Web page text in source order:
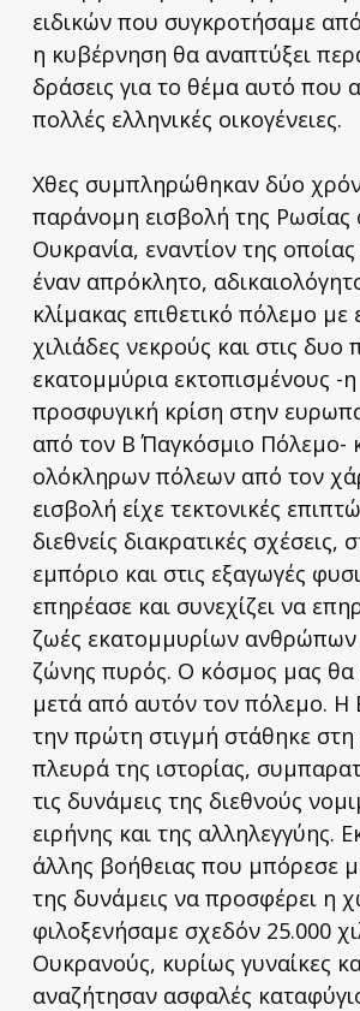
ειδικών που συγκροτήσαμε
η κυβέρνηση θα αναπτύξει
δράσεις για το θέμα αυτό που
πολλές ελληνικές οικογένειες.
Χθες συμπληρώθηκαν δύο
παράνομη εισβολή της Ρωσίας
Ουκρανία, εναντίον της
έναν απρόκλητο,
κλίμακας επιθετικό πόλεμο με
χιλιάδες νεκρούς και στις δυο
εκατομμύρια εκτοπισμένους -
προσφυγική κρίση στην
από τον Β΄ Παγκόσμιο Πόλεμο-
ολόκληρων πόλεων από τον
εισβολή είχε τεκτονικές
διεθνείς διακρατικές σχέσεις,
εμπόριο και στις εξαγωγές
επηρέασε και συνεχίζει να
ζωές εκατομμυρίων ανθρώπων
ζώνης πυρός. Ο κόσμος μας θα
μετά από αυτόν τον πόλεμο. Η
την πρώτη στιγμή στάθηκε
πλευρά της ιστορίας,
τις δυνάμεις της διεθνούς
ειρήνης και της αλληλεγγύης.
άλλης βοήθειας που μπόρεσε
της δυνάμεις να προσφέρει η
φιλοξενήσαμε σχεδόν 25.000
Ουκρανούς, κυρίως γυναίκες
αναζήτησαν ασφαλές